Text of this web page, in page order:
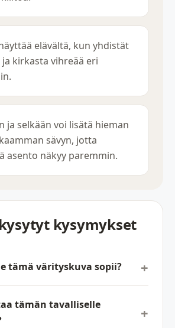
elävältä, kun yhdistät
ja kirkasta vihreää eri
ja selkään voi lisätä hieman
sävyn, jotta
asento näkyy paremmin.
kysymykset
tämä värityskuva sopii?
tämän tavalliselle